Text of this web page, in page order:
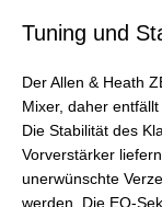
Tuning und
Der Allen & Heath
Mixer, daher
Die Stabilität des
Vorverstärker
unerwünschte
werden. Die EQ-